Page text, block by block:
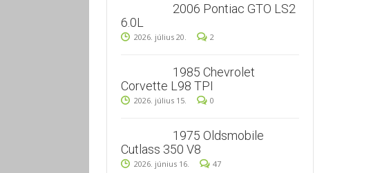
2006 Pontiac GTO LS2
6.0L
2026. július 20. 2
1985 Chevrolet
Corvette L98 TPI
2026. július 15. 0
1975 Oldsmobile
Cutlass 350 V8
2026. június 16. 47